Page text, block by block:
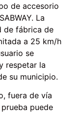
de accesorio
La
de fábrica de
a 25 km/h
se
respetar la
su municipio.
fuera de vía
puede